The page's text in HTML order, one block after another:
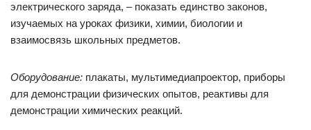
электрического заряда, – показать единство законов,
изучаемых на уроках физики, химии, биологии и
взаимосвязь школьных предметов.
Оборудование: плакаты, мультимедиапроектор, приборы
для демонстрации физических опытов, реактивы для
демонстрации химических реакций.